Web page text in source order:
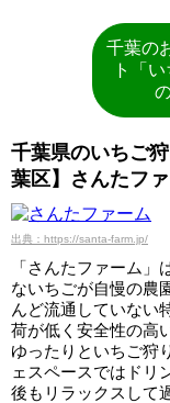
千葉の
ト「
千葉県のいちご
葉区】さんたフ
出典：https://santa-farm.jp/
「さんたファーム
ないちごが自慢の農
んど流通していない
荷が低く安全性の高
ゆったりといちご狩
ェスペースではドリ
後もリラックスして